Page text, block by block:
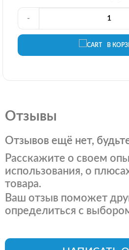
В
-
Отзывы
Отзывов ещё нет,
Расскажите о своем
использования, о
товара.
Ваш отзыв поможет
определиться с